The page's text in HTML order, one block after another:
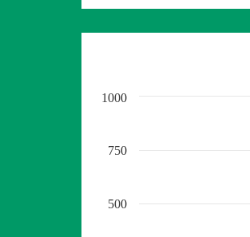
500
750
1000